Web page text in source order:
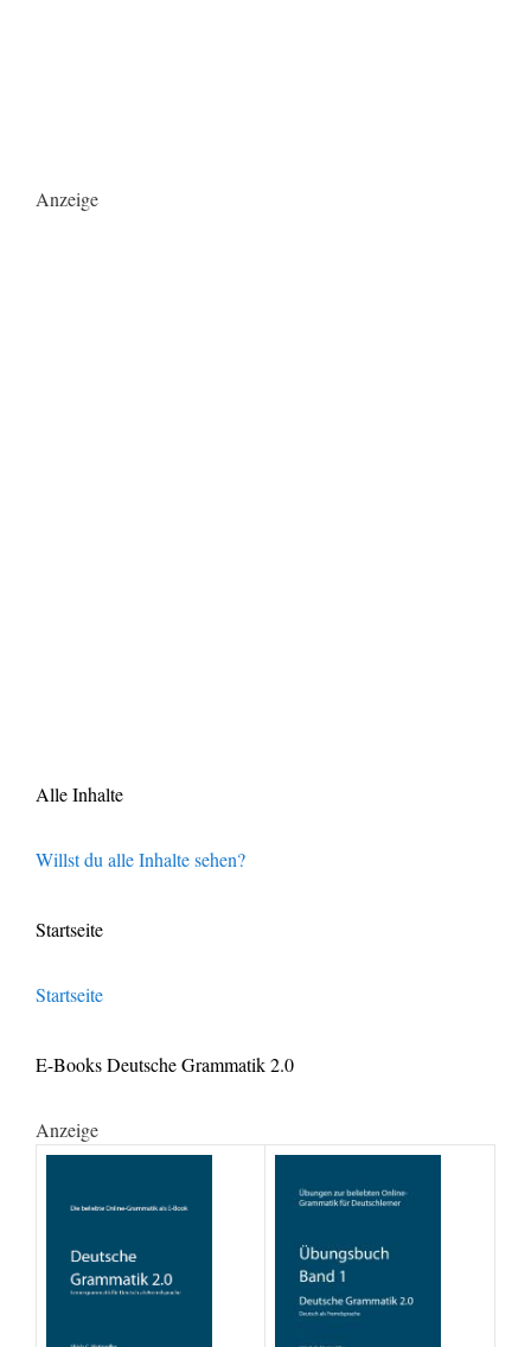
Anzeige
Alle Inhalte
Willst du alle Inhalte sehen?
Startseite
Startseite
E-Books Deutsche Grammatik 2.0
Anzeige